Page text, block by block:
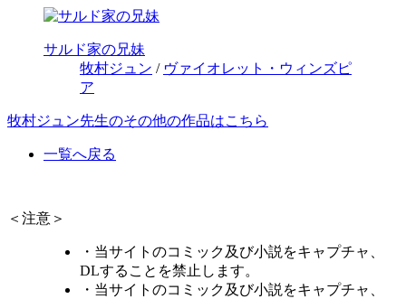
サルド家の兄妹
牧村ジュン / ヴァイオレット・ウィンズピ
ア
牧村ジュン先生のその他の作品はこちら
一覧へ戻る
＜注意＞
・当サイトのコミック及び小説をキャプチャ、
DLすることを禁止します。
・当サイトのコミック及び小説をキャプチャ、